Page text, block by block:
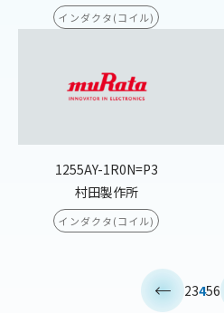
インダクタ(コイル)
1255AY-1R0N=P3
村田製作所
インダクタ(コイル)
23456